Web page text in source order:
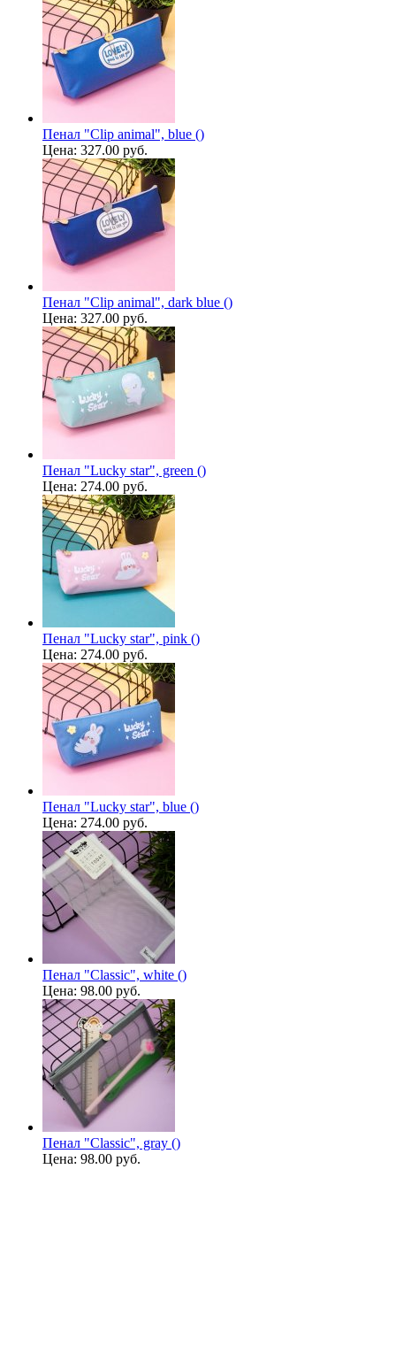
Пенал "Clip animal", blue ()
Цена: 327.00 руб.
Пенал "Clip animal", dark blue ()
Цена: 327.00 руб.
Пенал "Lucky star", green ()
Цена: 274.00 руб.
Пенал "Lucky star", pink ()
Цена: 274.00 руб.
Пенал "Lucky star", blue ()
Цена: 274.00 руб.
Пенал "Classic", white ()
Цена: 98.00 руб.
Пенал "Classic", gray ()
Цена: 98.00 руб.